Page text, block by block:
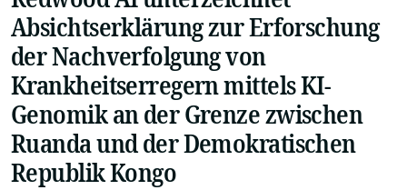
Absichtserklärung zur Erforschung
der Nachverfolgung von
Krankheitserregern mittels KI-
Genomik an der Grenze zwischen
Ruanda und der Demokratischen
Republik Kongo